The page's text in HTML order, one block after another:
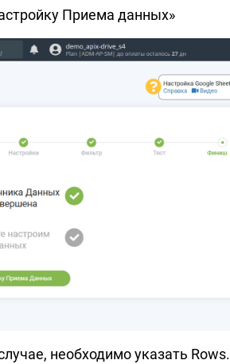
Приема данных»
необходимо указать Rows.